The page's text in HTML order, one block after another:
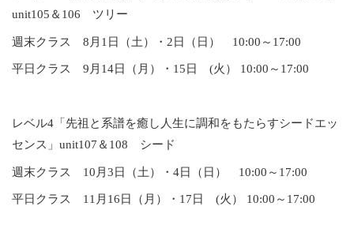
unit105＆106 ツリー
週末クラス 8月1日（土）・2日（日） 10:00～17:00
平日クラス 9月14日（月）・15日 (火） 10:00～17:00
レベル4「先祖と系譜を癒し人生に調和をもたらすシードエッ
センス」unit107＆108 シード
週末クラス 10月3日（土）・4日（日） 10:00～17:00
平日クラス 11月16日（月）・17日 (火） 10:00～17:00